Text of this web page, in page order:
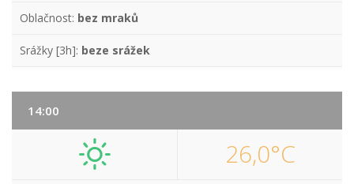
Oblačnost: bez mraků
Srážky [3h]: beze srážek
14:00
26,0°C